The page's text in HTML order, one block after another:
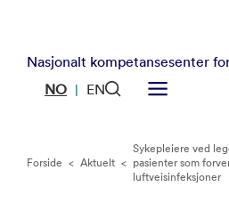
Nasjonalt kompetansesenter
NO | EN
Forside < Aktuelt <
Sykepleiere ved
pasienter som
luftveisinfeksjoner